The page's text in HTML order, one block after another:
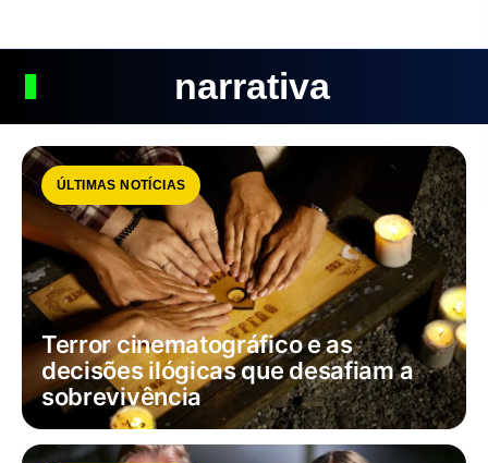
narrativa
ÚLTIMAS NOTÍCIAS
Terror cinematográfico e as
decisões ilógicas que desafiam a
sobrevivência